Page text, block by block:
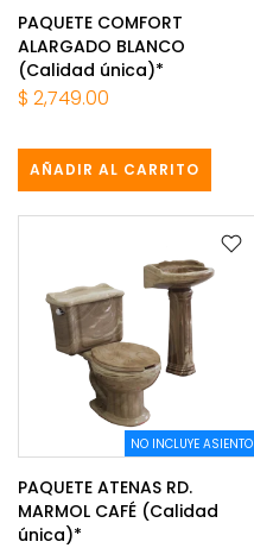
PAQUETE COMFORT
ALARGADO BLANCO
(Calidad única)*
$ 2,749.00
AÑADIR AL CARRITO
NO INCLUYE ASIENTO
PAQUETE ATENAS RD.
MARMOL CAFÉ (Calidad
única)*